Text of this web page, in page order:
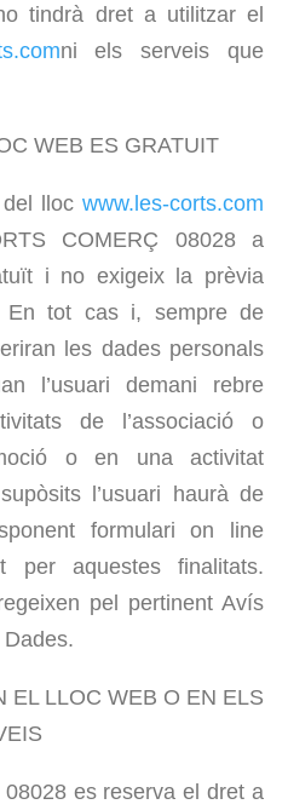
tindrà dret a utilitzar el
ni els serveis que
WEB ES GRATUIT
lloc www.les-corts.com
COMERÇ 08028 a
i no exigeix la prèvia
En tot cas i, sempre de
les dades personals
l’usuari demani rebre
de l’associació o
o en una activitat
l’usuari haurà de
formulari on line
per aquestes finalitats.
pel pertinent Avís
EL LLOC WEB O EN ELS
es reserva el dret a